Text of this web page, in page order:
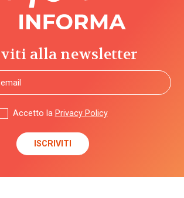
alla newsletter
Accetto la Privacy Policy